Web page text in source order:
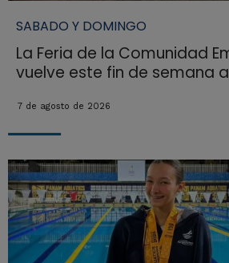
SABADO Y DOMINGO
La Feria de la Comunidad
vuelve este fin de semana
7 de agosto de 2026